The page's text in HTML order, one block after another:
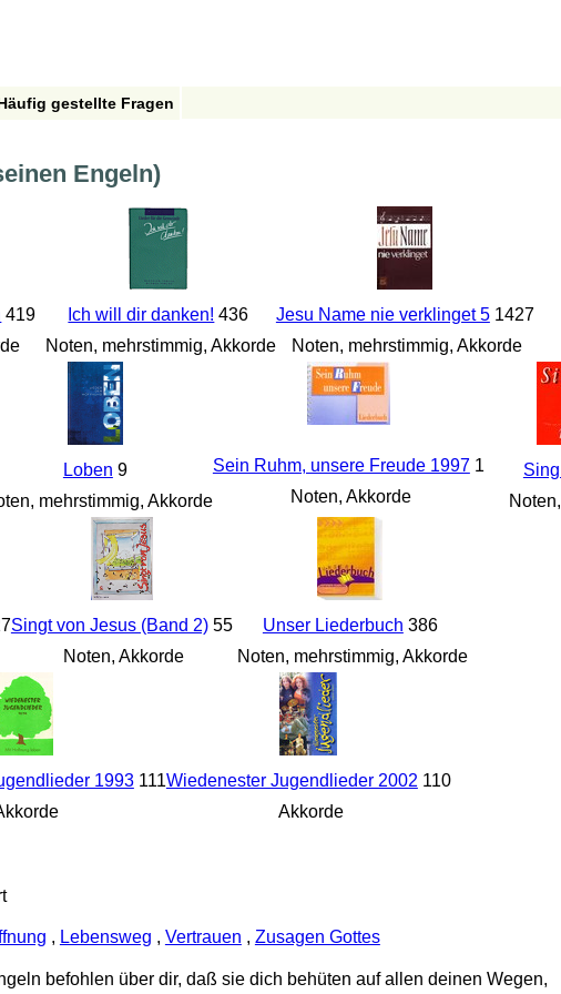
gestellte Fragen
Engeln)
419
Ich will dir danken! 436
Noten, mehrstimmig, Akkorde
Jesu Name nie verklinget 51427
Noten, mehrstimmig, Akkorde
Loben 9
mehrstimmig, Akkorde
Sein Ruhm, unsere Freude 19971
Noten, Akkorde
Singt von Jesus (Band 2)55
Noten, Akkorde
Unser Liederbuch 386
Noten, mehrstimmig, Akkorde
1993111Wiedenester Jugendlieder 2002110
Akkorde
, Lebensweg , Vertrauen , Zusagen Gottes
befohlen über dir, daß sie dich behüten auf allen deinen Wegen,